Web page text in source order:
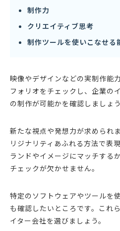
制作力
クリエイティブ思考
制作ツールを使いこなせる
映像やデザインなどの実制作能
フォリオをチェックし、企業の
の制作が可能かを確認しましょう
新たな視点や発想力が求められ
リジナリティあふれる方法で表
ランドやイメージにマッチする
チェックが欠かせません。
特定のソフトウェアやツールを
も確認したいところです。これ
イター会社を選びましょう。